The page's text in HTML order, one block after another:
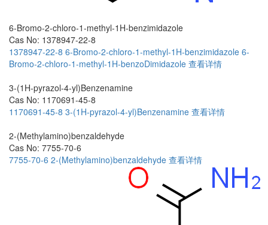
6-Bromo-2-chloro-1-methyl-1H-benzimidazole
Cas No: 1378947-22-8
1378947-22-8 6-Bromo-2-chloro-1-methyl-1H-benzimidazole 6-
Bromo-2-chloro-1-methyl-1H-benzoDimidazole 查看详情
3-(1H-pyrazol-4-yl)Benzenamine
Cas No: 1170691-45-8
1170691-45-8 3-(1H-pyrazol-4-yl)Benzenamine 查看详情
2-(Methylamino)benzaldehyde
Cas No: 7755-70-6
7755-70-6 2-(Methylamino)benzaldehyde 查看详情